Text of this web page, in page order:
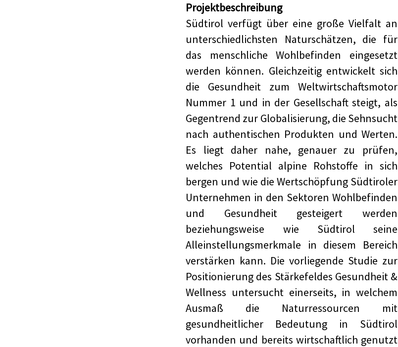
Projektbeschreibung
Südtirol verfügt über eine große Vielfalt an
unterschiedlichsten Naturschätzen, die für
das menschliche Wohlbefinden eingesetzt
werden können. Gleichzeitig entwickelt sich
die Gesundheit zum Weltwirtschaftsmotor
Nummer 1 und in der Gesellschaft steigt, als
Gegentrend zur Globalisierung, die Sehnsucht
nach authentischen Produkten und Werten.
Es liegt daher nahe, genauer zu prüfen,
welches Potential alpine Rohstoffe in sich
bergen und wie die Wertschöpfung Südtiroler
Unternehmen in den Sektoren Wohlbefinden
und Gesundheit gesteigert werden
beziehungsweise wie Südtirol seine
Alleinstellungsmerkmale in diesem Bereich
verstärken kann. Die vorliegende Studie zur
Positionierung des Stärkefeldes Gesundheit &
Wellness untersucht einerseits, in welchem
Ausmaß die Naturressourcen mit
gesundheitlicher Bedeutung in Südtirol
vorhanden und bereits wirtschaftlich genutzt